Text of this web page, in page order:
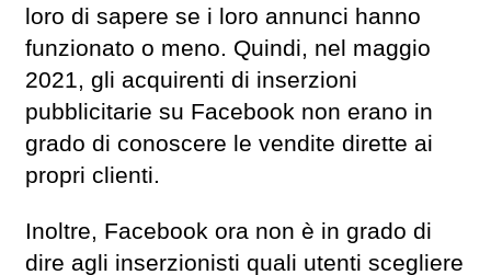
loro di sapere se i loro annunci hanno
funzionato o meno. Quindi, nel maggio
2021, gli acquirenti di inserzioni
pubblicitarie su Facebook non erano in
grado di conoscere le vendite dirette ai
propri clienti.
Inoltre, Facebook ora non è in grado di
dire agli inserzionisti quali utenti scegliere